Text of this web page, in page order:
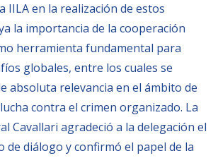
IILA en la realización de estos
la importancia de la cooperación
herramienta fundamental para
globales, entre los cuales se
absoluta relevancia en el ámbito de
contra el crimen organizado. La
Cavallari agradeció a la delegación el
de diálogo y confirmó el papel de la